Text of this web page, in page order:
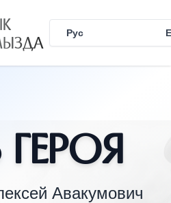
Рус
Авакумович